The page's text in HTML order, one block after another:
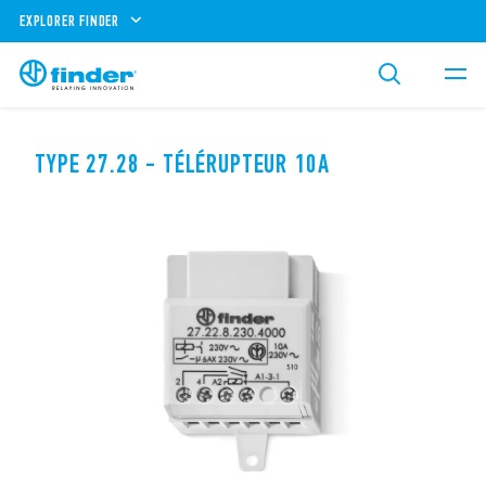
EXPLORER FINDER
TYPE 27.28 - TÉLÉRUPTEUR 10A